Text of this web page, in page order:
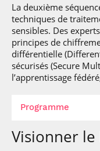
La deuxième
techniques de
sensibles. Des
principes de
différentielle
sécurisés (Secure
l’apprentissage
Programme
Visionner le